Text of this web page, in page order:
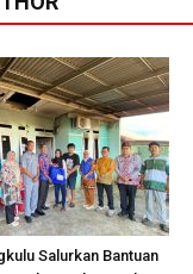
Salurkan Bantuan